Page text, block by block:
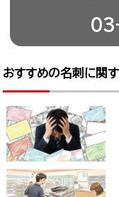
おすすめの名刺に関